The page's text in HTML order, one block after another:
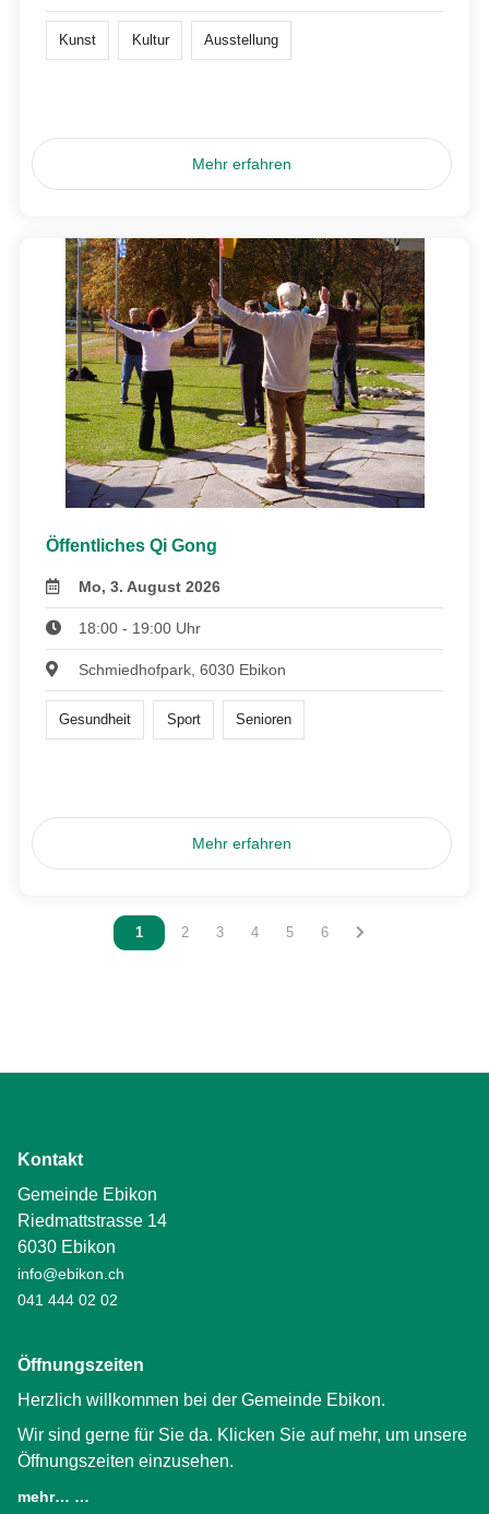
Kunst Kultur Ausstellung
Mehr erfahren
Öffentliches Qi Gong
Mo, 3. August 2026
18:00 - 19:00 Uhr
Schmiedhofpark, 6030 Ebikon
Gesundheit Sport Senioren
Mehr erfahren
Vous êtes sur la page
1 Vous êtes sur la page
2 Vous êtes sur la page
3 Vous êtes sur la page
4 Vous êtes sur la page
5 Vous êtes sur la page
6
Kontakt
Gemeinde Ebikon
Riedmattstrasse 14
6030 Ebikon
info@ebikon.ch
041 444 02 02
Öffnungszeiten
Herzlich willkommen bei der Gemeinde Ebikon.
Wir sind gerne für Sie da. Klicken Sie auf mehr, um unsere
Öffnungszeiten einzusehen.
mehr… …